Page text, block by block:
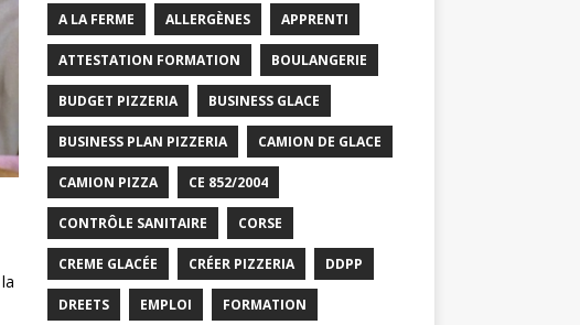
A LA FERME ALLERGÈNES APPRENTI
ATTESTATION FORMATION BOULANGERIE
BUDGET PIZZERIA BUSINESS GLACE
BUSINESS PLAN PIZZERIA CAMION DE GLACE
CAMION PIZZA CE 852/2004
CONTRÔLE SANITAIRE CORSE
CREME GLACÉE CRÉER PIZZERIA DDPP
DREETS EMPLOI FORMATION